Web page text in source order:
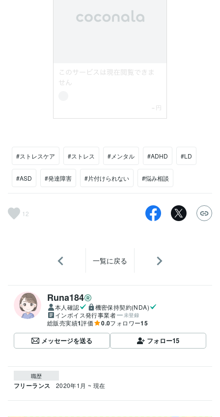
#ストレスケア #ストレス #メンタル #ADHD #LD
#ASD #発達障害 #片付けられない #悩み相談
12
一覧に戻る
Runa184
本人確認
機密保持契約(NDA)
インボイス発行事業者
未登録
総販売実績1評価 0.0フォロワー15
メッセージを送る フォロー15
職歴
フリーランス 2020年1月 ~ 現在